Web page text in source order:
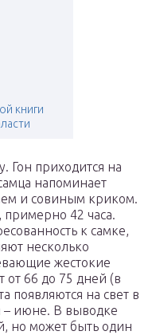
книги
Гон приходится на
напоминает
и совиным криком.
примерно 42 часа.
к самке,
несколько
жестокие
от 66 до 75 дней (в
появляются на свет в
– июне. В выводке
но может быть один